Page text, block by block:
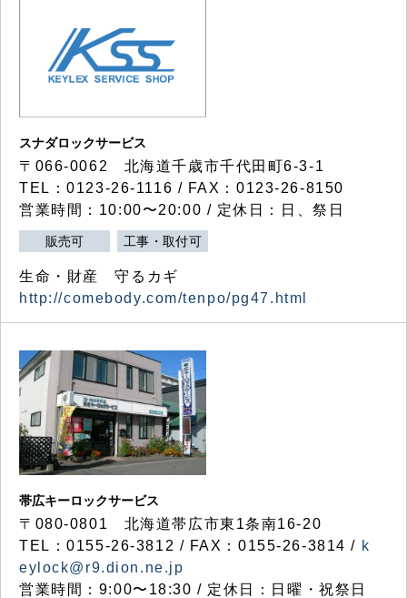
スナダロックサービス
〒066-0062 北海道千歳市千代田町6-3-1
TEL：0123-26-1116 / FAX：0123-26-8150
営業時間：10:00〜20:00 / 定休日：日、祭日
販売可 工事・取付可
生命・財産 守るカギ
http://comebody.com/tenpo/pg47.html
帯広キーロックサービス
〒080-0801 北海道帯広市東1条南16-20
TEL：0155-26-3812 / FAX：0155-26-3814 / k
eylock@r9.dion.ne.jp
営業時間：9:00〜18:30 / 定休日：日曜・祝祭日